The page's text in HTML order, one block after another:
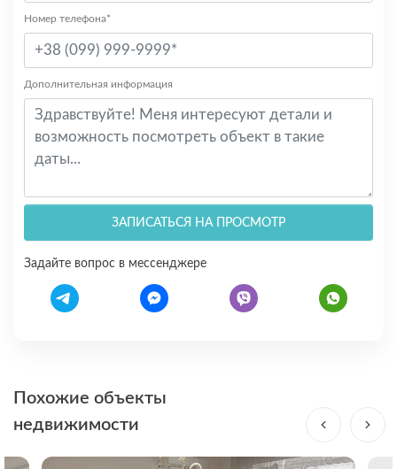
Номер телефона*
Дополнительная информация
ЗАПИСАТЬСЯ НА ПРОСМОТР
Задайте вопрос в мессенджере
Похожие объекты
недвижимости